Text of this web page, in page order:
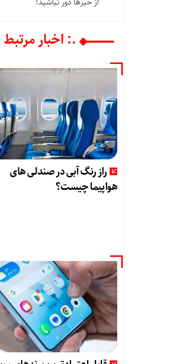
.: اخبار مرتبط
راز رنگ آبی در صندلی های
هواپیما چیست؟